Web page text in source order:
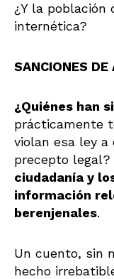
¿Y la población
internética?
SANCIONES
¿Quiénes han
prácticamente
violan esa ley
precepto legal?
ciudadanía y
información
berenjenales.
Un cuento, sin
hecho